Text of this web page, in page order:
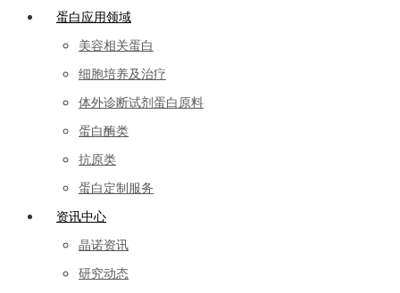
蛋白应用领域
美容相关蛋白
细胞培养及治疗
体外诊断试剂蛋白原料
蛋白酶类
抗原类
蛋白定制服务
资讯中心
晶诺资讯
研究动态